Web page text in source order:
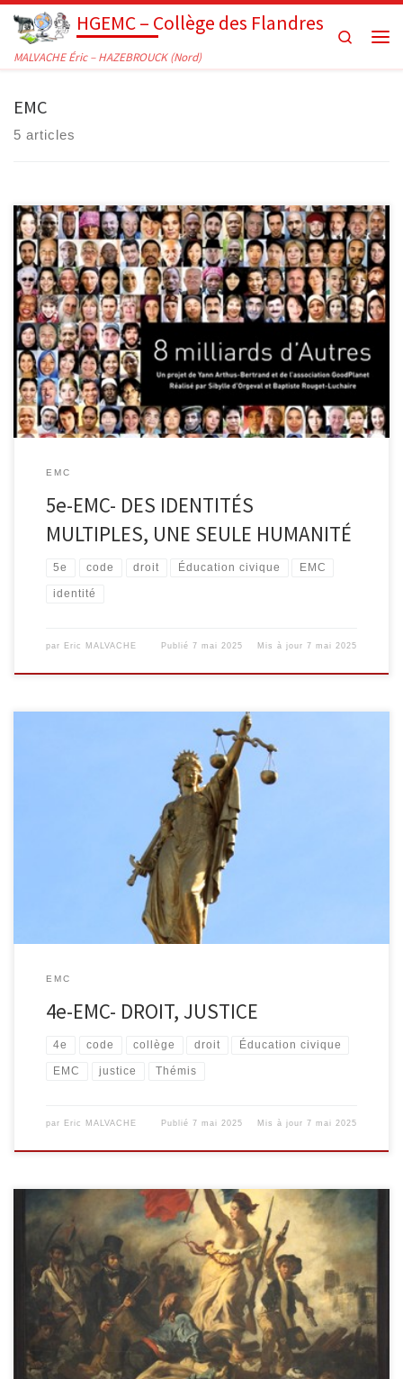
Passer au contenuHGEMC – Collège des Flandres
MALVACHE Éric – HAZEBROUCK (Nord)
Search
EMC
5 articles
EMC
5e-EMC- DES IDENTITÉS
MULTIPLES, UNE SEULE HUMANITÉ
5e code droit Éducation civique EMC
identité
par Eric MALVACHE Publié7 mai 2025 Mis à jour7 mai 2025
EMC
4e-EMC- DROIT, JUSTICE
4e code collège droit Éducation civique
EMC justice Thémis
par Eric MALVACHE Publié7 mai 2025 Mis à jour7 mai 2025